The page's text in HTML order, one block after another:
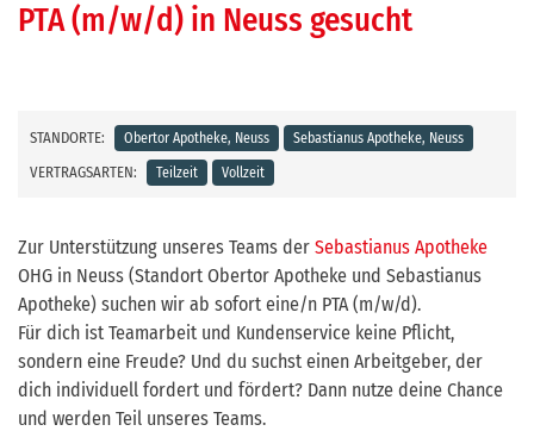
PTA (m/w/d) in Neuss gesucht
STANDORTE: Obertor Apotheke, Neuss Sebastianus Apotheke, Neuss
VERTRAGSARTEN: Teilzeit Vollzeit
Zur Unterstützung unseres Teams der Sebastianus Apotheke
OHG in Neuss (Standort Obertor Apotheke und Sebastianus
Apotheke) suchen wir ab sofort eine/n PTA (m/w/d).
Für dich ist Teamarbeit und Kundenservice keine Pflicht,
sondern eine Freude? Und du suchst einen Arbeitgeber, der
dich individuell fordert und fördert? Dann nutze deine Chance
und werden Teil unseres Teams.